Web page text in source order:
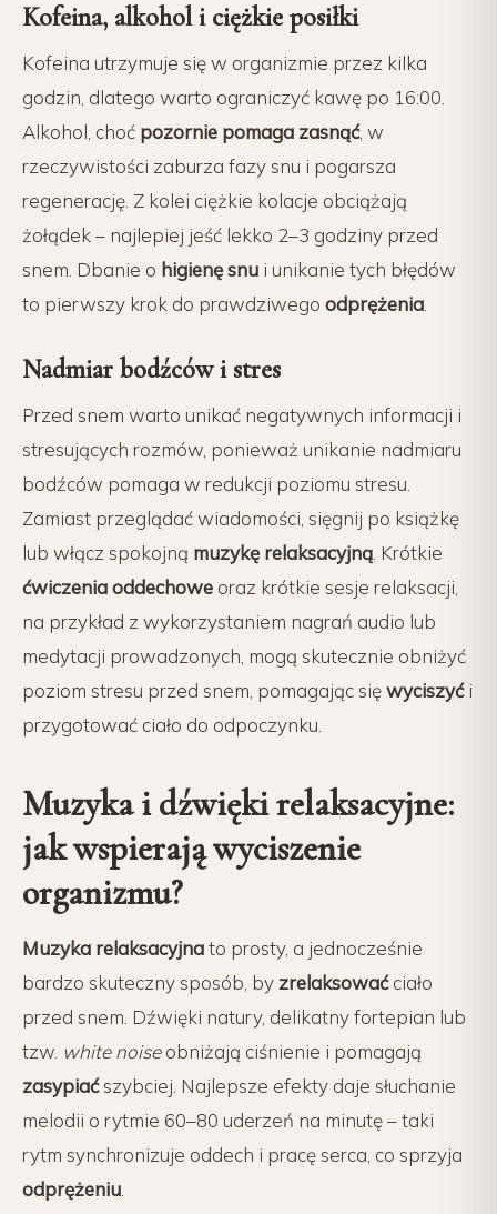
Kofeina, alkohol i ciężkie posiłki
Kofeina utrzymuje się w organizmie przez kilka
godzin, dlatego warto ograniczyć kawę po 16:00.
Alkohol, choć pozornie pomaga zasnąć, w
rzeczywistości zaburza fazy snu i pogarsza
regenerację. Z kolei ciężkie kolacje obciążają
żołądek – najlepiej jeść lekko 2–3 godziny przed
snem. Dbanie o higienę snu i unikanie tych błędów
to pierwszy krok do prawdziwego odprężenia.
Nadmiar bodźców i stres
Przed snem warto unikać negatywnych informacji i
stresujących rozmów, ponieważ unikanie nadmiaru
bodźców pomaga w redukcji poziomu stresu.
Zamiast przeglądać wiadomości, sięgnij po książkę
lub włącz spokojną muzykę relaksacyjną. Krótkie
ćwiczenia oddechowe oraz krótkie sesje relaksacji,
na przykład z wykorzystaniem nagrań audio lub
medytacji prowadzonych, mogą skutecznie obniżyć
poziom stresu przed snem, pomagając sięwyciszyći
przygotować ciało do odpoczynku.
Muzyka i dźwięki relaksacyjne:
jak wspierają wyciszenie
organizmu?
Muzyka relaksacyjnato prosty, a jednocześnie
bardzo skuteczny sposób, by zrelaksowaćciało
przed snem. Dźwięki natury, delikatny fortepian lub
tzw. white noiseobniżają ciśnienie i pomagają
zasypiaćszybciej. Najlepsze efekty daje słuchanie
melodii o rytmie 60–80 uderzeń na minutę – taki
rytm synchronizuje oddech i pracę serca, co sprzyja
odprężeniu.